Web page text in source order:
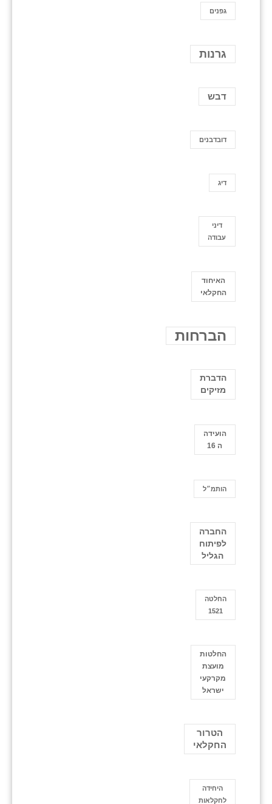
גפנים
גרנות
דבש
דובדבנים
דיג
דיני
עבודה
האיחוד
החקלאי
הברחות
הדברת
מזיקים
הועידה
ה 16
הותמ״ל
החברה
לפיתוח
הגליל
החלטה
1521
החלטות
מועצת
מקרקעי
ישראל
הטרור
החקלאי
היחידה
לחקלאות